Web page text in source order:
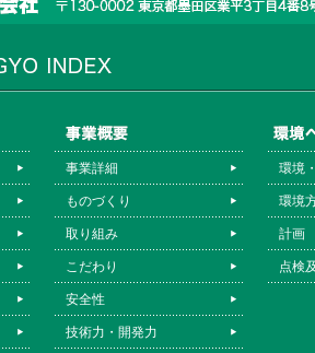
事業詳細
ものづくり
取り組み
こだわり
安全性
技術力・開発力
環境
環境
計画
点検